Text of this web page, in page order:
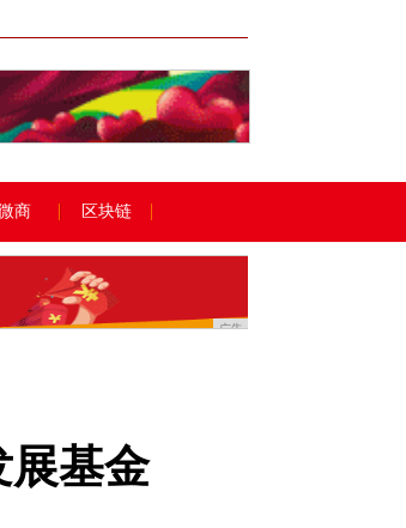
商 区块链
广告
展基金